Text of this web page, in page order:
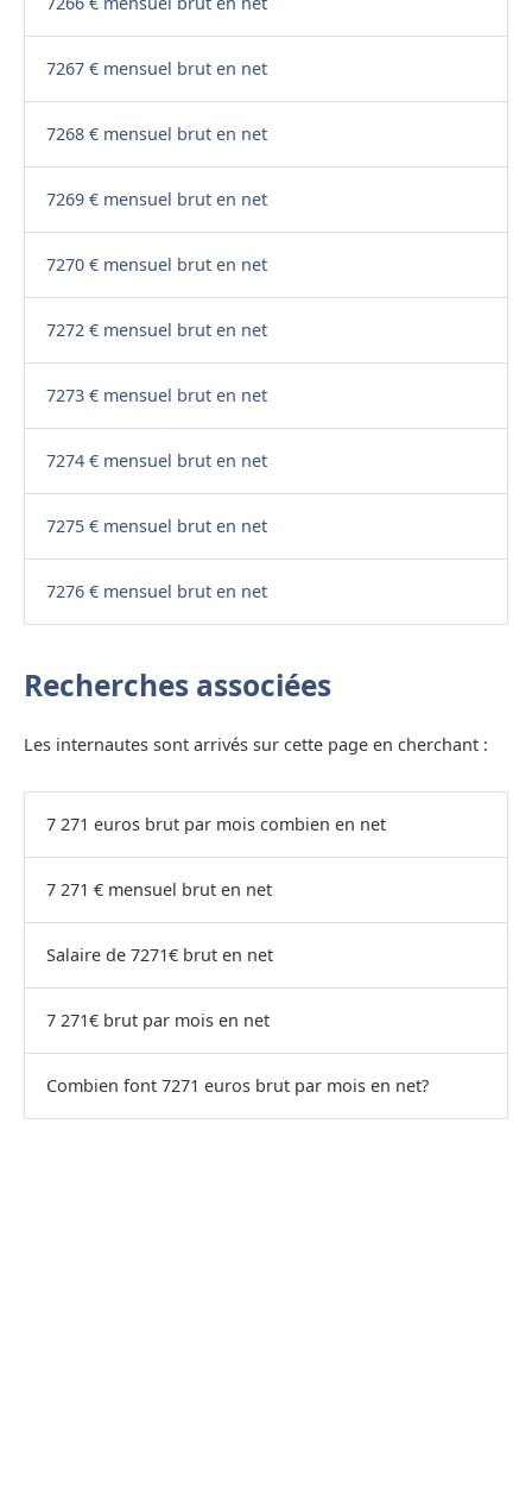
7267 € mensuel brut en net
7268 € mensuel brut en net
7269 € mensuel brut en net
7270 € mensuel brut en net
7272 € mensuel brut en net
7273 € mensuel brut en net
7274 € mensuel brut en net
7275 € mensuel brut en net
7276 € mensuel brut en net
Recherches associées
Les internautes sont arrivés sur cette page en cherchant :
7 271 euros brut par mois combien en net
7 271 € mensuel brut en net
Salaire de 7271€ brut en net
7 271€ brut par mois en net
Combien font 7271 euros brut par mois en net?